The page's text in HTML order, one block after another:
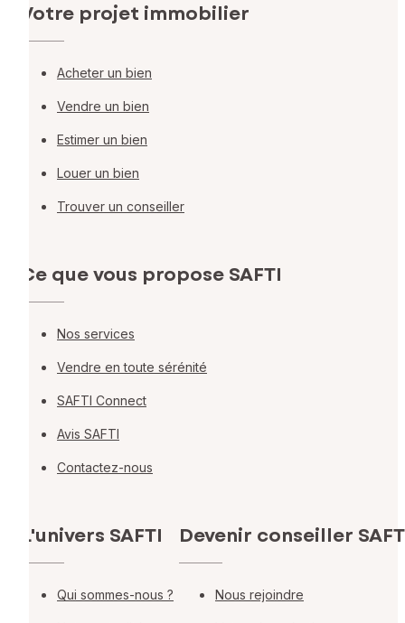
Votre projet immobilier
Acheter un bien
Vendre un bien
Estimer un bien
Louer un bien
Trouver un conseiller
Ce que vous propose SAFTI
Nos services
Vendre en toute sérénité
SAFTI Connect
Avis SAFTI
Contactez-nous
L'univers SAFTI
Qui sommes-nous ?
Devenir conseiller
Nous rejoindre